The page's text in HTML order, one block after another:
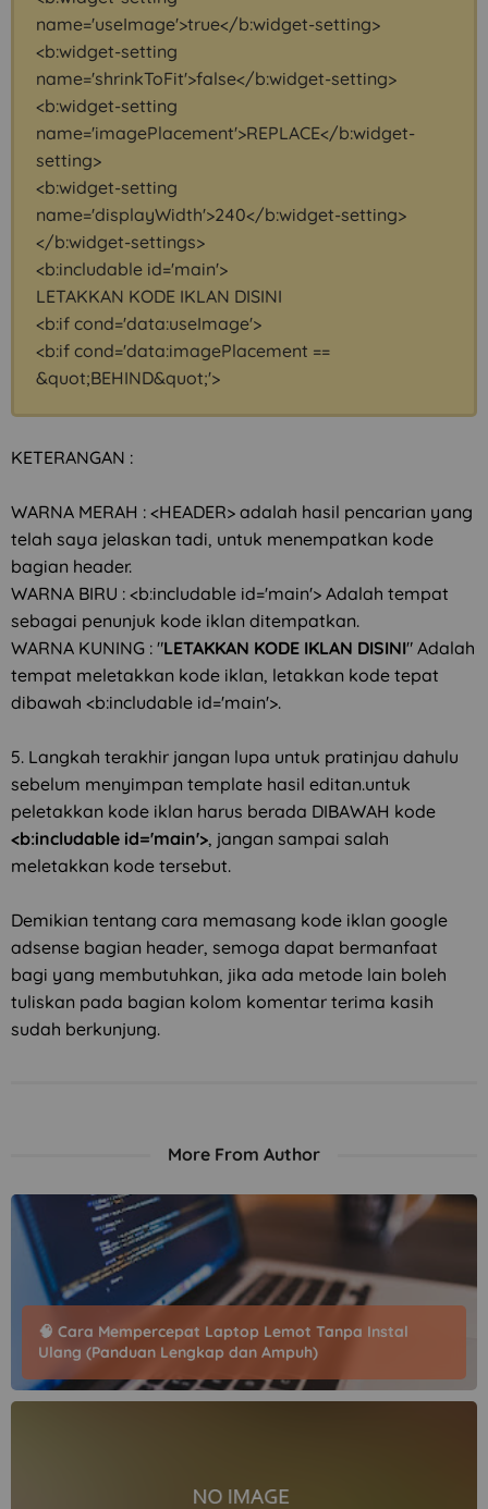
name='useImage'>true</b:widget-setting>
<b:widget-setting
name='shrinkToFit'>false</b:widget-setting>
<b:widget-setting
name='imagePlacement'>REPLACE</b:widget-
setting>
<b:widget-setting
name='displayWidth'>240</b:widget-setting>
</b:widget-settings>
<b:includable id='main'>
LETAKKAN KODE IKLAN DISINI
<b:if cond='data:useImage'>
<b:if cond='data:imagePlacement ==
&quot;BEHIND&quot;'>
KETERANGAN :
WARNA MERAH : <HEADER> adalah hasil pencarian yang
telah saya jelaskan tadi, untuk menempatkan kode
bagian header.
WARNA BIRU : <b:includable id='main'> Adalah tempat
sebagai penunjuk kode iklan ditempatkan.
WARNA KUNING : "LETAKKAN KODE IKLAN DISINI" Adalah
tempat meletakkan kode iklan, letakkan kode tepat
dibawah <b:includable id='main'>.
5. Langkah terakhir jangan lupa untuk pratinjau dahulu
sebelum menyimpan template hasil editan.untuk
peletakkan kode iklan harus berada DIBAWAH kode
<b:includable id='main'>, jangan sampai salah
meletakkan kode tersebut.
Demikian tentang cara memasang kode iklan google
adsense bagian header, semoga dapat bermanfaat
bagi yang membutuhkan, jika ada metode lain boleh
tuliskan pada bagian kolom komentar terima kasih
sudah berkunjung.
More From Author
🧠 Cara Mempercepat Laptop Lemot Tanpa Instal
Ulang (Panduan Lengkap dan Ampuh)